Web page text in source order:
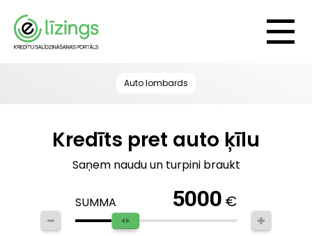
Auto lombards
Kredīts pret auto ķīlu
Saņem naudu un turpini braukt
SUMMA 5000 €